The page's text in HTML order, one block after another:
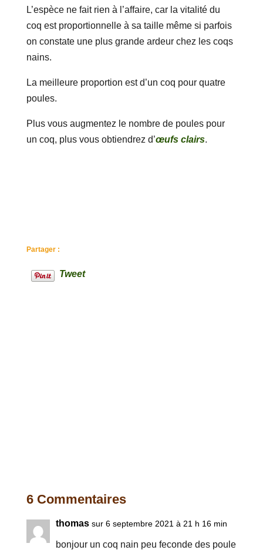
L’espèce ne fait rien à l’affaire, car la vitalité du
coq est proportionnelle à sa taille même si parfois
on constate une plus grande ardeur chez les coqs
nains.
La meilleure proportion est d’un coq pour quatre
poules.
Plus vous augmentez le nombre de poules pour
un coq, plus vous obtiendrez d’œufs clairs.
Partager :
Tweet
6 Commentaires
thomas sur 6 septembre 2021 à 21 h 16 min
bonjour un coq nain peu feconde des poule